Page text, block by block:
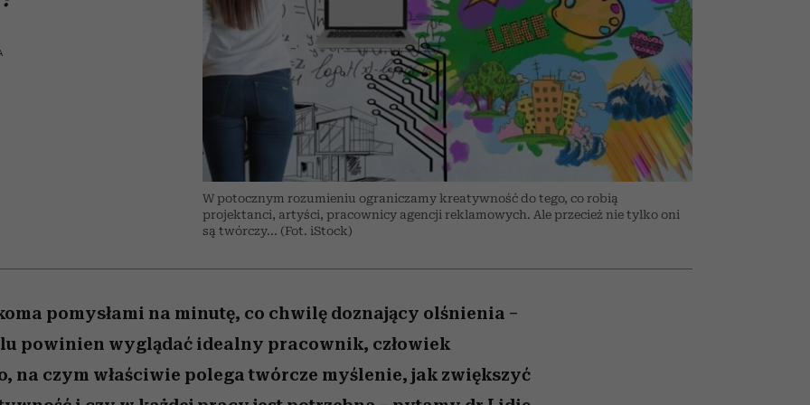
najbardziej pożądane
ubrania i marki sezonu
W potocznym rozumieniu ograniczamy kreatywność do tego, co robią
projektanci, artyści, pracownicy agencji reklamowych. Ale przecież nie tylko oni
są twórczy... (Fot. iStock)
pomysłami na minutę, co chwilę doznający olśnienia –
powinien wyglądać idealny pracownik, człowiek
na czym właściwie polega twórcze myślenie, jak zwiększyć